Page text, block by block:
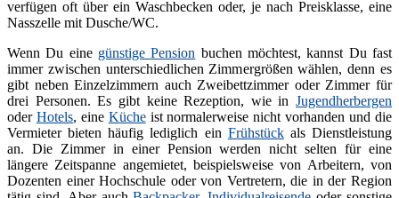
verfügen oft über ein Waschbecken oder, je nach Preisklasse, eine
Nasszelle mit Dusche/WC.
Wenn Du eine günstige Pension buchen möchtest, kannst Du fast
immer zwischen unterschiedlichen Zimmergrößen wählen, denn es
gibt neben Einzelzimmern auch Zweibettzimmer oder Zimmer für
drei Personen. Es gibt keine Rezeption, wie in Jugendherbergen
oder Hotels, eine Kücheist normalerweise nicht vorhanden und die
Vermieter bieten häufig lediglich ein Frühstückals Dienstleistung
an. Die Zimmer in einer Pension werden nicht selten für eine
längere Zeitspanne angemietet, beispielsweise von Arbeitern, von
Dozenten einer Hochschule oder von Vertretern, die in der Region